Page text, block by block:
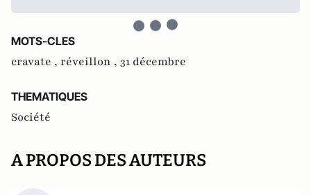
MOTS-CLES
cravate , réveillon , 31 décembre
THEMATIQUES
Société
A PROPOS DES AUTEURS